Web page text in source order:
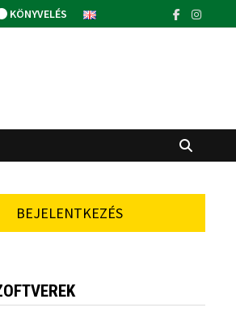
KÖNYVELÉS
BEJELENTKEZÉS